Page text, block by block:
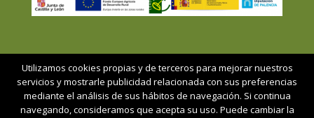
Asociación Leader Comarca
GAL
Recursos
Archivo Blog
Contacto
Utilizamos cookies propias y de terceros para mejorar nuestros
servicios y mostrarle publicidad relacionada con sus preferencias
mediante el análisis de sus hábitos de navegación. Si continua
navegando, consideramos que acepta su uso. Puede cambiar la